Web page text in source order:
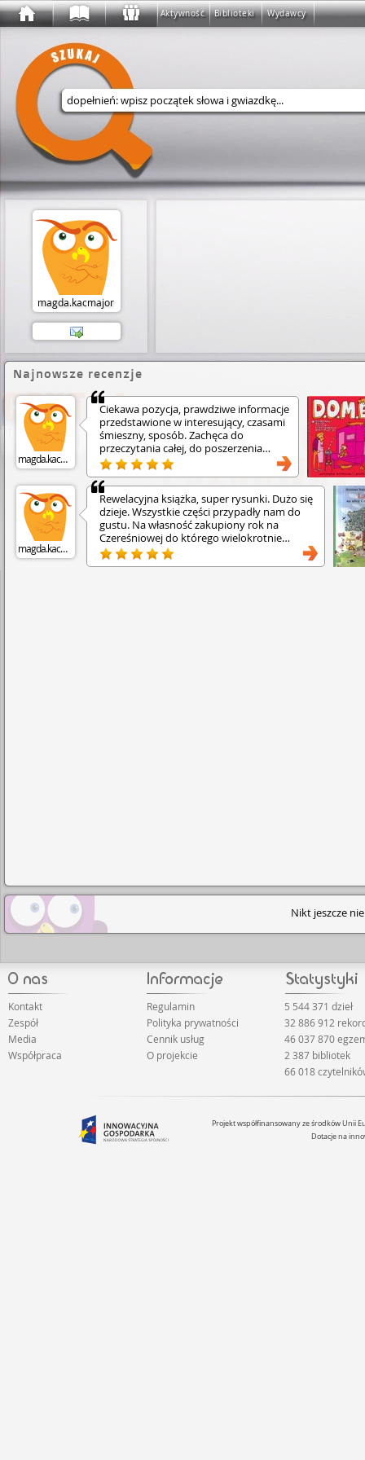
Aktywność Biblioteki Wydawcy
Wyszukaj w serwisie
magda.kacmajor
Najnowsze recenzje
magda.kacmajor
Ciekawa pozycja, prawdziwe informacje
przedstawione w interesujący, czasami
śmieszny, sposób. Zachęca do
przeczytania całej, do poszerzenia
wiedzy o informacje w niej zawarte.
Ładne wydanie, kolorowe i fajne
rysunki.
magda.kacmajor
Rewelacyjna książka, super rysunki. Dużo się
dzieje. Wszystkie części przypadły nam do
gustu. Na własność zakupiony rok na
Czereśniowej do którego wielokrotnie
wracamy. • Dla dzieci 2+ ale i młodsze będą
zainteresowane.
Nikt jeszcze
Kontakt
Zespół
Media
Współpraca
Regulamin
Polityka prywatności
Cennik usług
O projekcie
5 544 371 dzieł
32 886 912
46 037 870
2 387 bibliotek
66 018
Projekt współfinansowany ze środków Unii
Dotacje na